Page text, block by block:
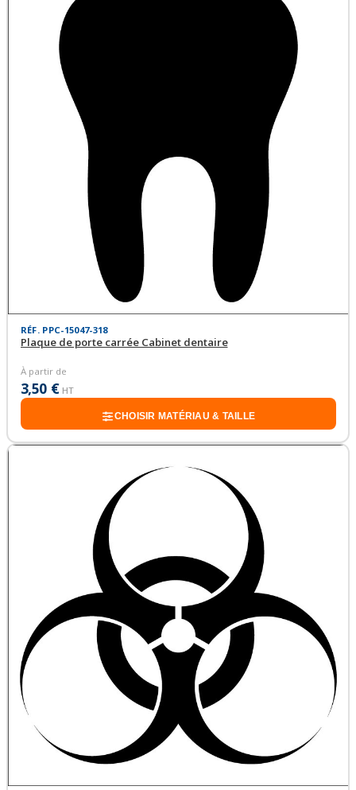
RÉF. PPC-15047-318
Plaque de porte carrée Cabinet dentaire
À partir de
3,50 € HT
CHOISIR MATÉRIAU & TAILLE